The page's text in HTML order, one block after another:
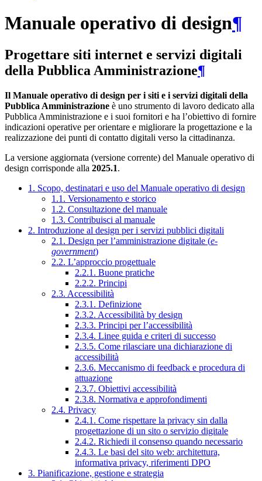
Manuale operativo di design¶
Progettare siti internet e servizi digitali
della Pubblica Amministrazione¶
Il Manuale operativo di design per i siti e i servizi digitali della
Pubblica Amministrazione è uno strumento di lavoro dedicato alla
Pubblica Amministrazione e i suoi fornitori e ha l’obiettivo di fornire
indicazioni operative per orientare e migliorare la progettazione e la
realizzazione dei punti di contatto digitali verso la cittadinanza.
La versione aggiornata (versione corrente) del Manuale operativo di
design corrisponde alla 2025.1.
1. Scopo, destinatari e uso del Manuale operativo di design
1.1. Versionamento e storico
1.2. Consultazione del manuale
1.3. Contribuisci al manuale
2. Introduzione al design per i servizi pubblici digitali
2.1. Design per l’amministrazione digitale (e-
government)
2.2. L’approccio progettuale
2.2.1. Buone pratiche
2.2.2. Principi
2.3. Accessibilità
2.3.1. Definizione
2.3.2. Accessibilità by design
2.3.3. Principi per l’accessibilità
2.3.4. Linee guida e criteri di successo
2.3.5. Come rilasciare una dichiarazione di
accessibilità
2.3.6. Meccanismo di feedback e procedura di
attuazione
2.3.7. Obiettivi accessibilità
2.3.8. Normativa e approfondimenti
2.4. Privacy
2.4.1. Come rispettare la privacy sin dalla
progettazione di un sito o servizio digitale
2.4.2. Richiedi il consenso quando necessario
2.4.3. Le basi del sito web: architettura,
informativa privacy, riferimenti DPO
3. Pianificazione, gestione e strategia